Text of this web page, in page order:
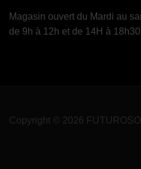
Magasin ouvert du Mardi au
de 9h à 12h et de 14H à 18h30
Copyright © 2026